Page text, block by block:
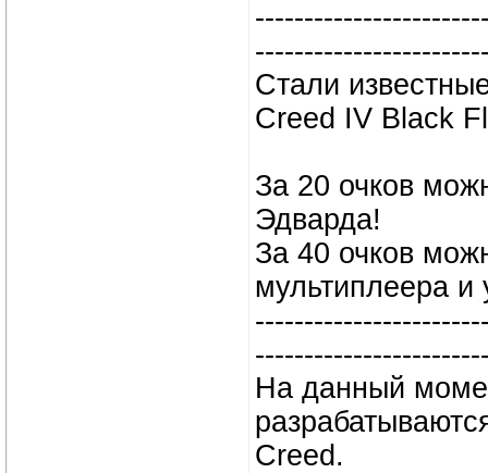
Стали
Creed IV Black
За 20 очков
Эдварда!
За 40 очков
мультиплеера и
На данный
Creed.